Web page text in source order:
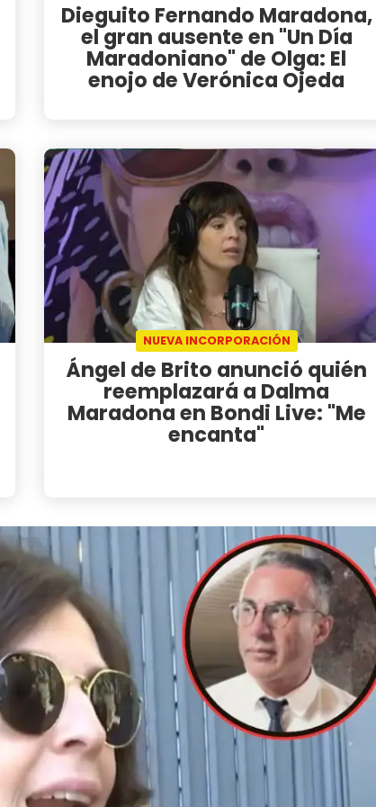
Dieguito Fernando Maradona,
el gran ausente en "Un Día
Maradoniano" de Olga: El
enojo de Verónica Ojeda
NUEVA INCORPORACIÓN
Ángel de Brito anunció quién
reemplazará a Dalma
Maradona en Bondi Live: "Me
encanta"